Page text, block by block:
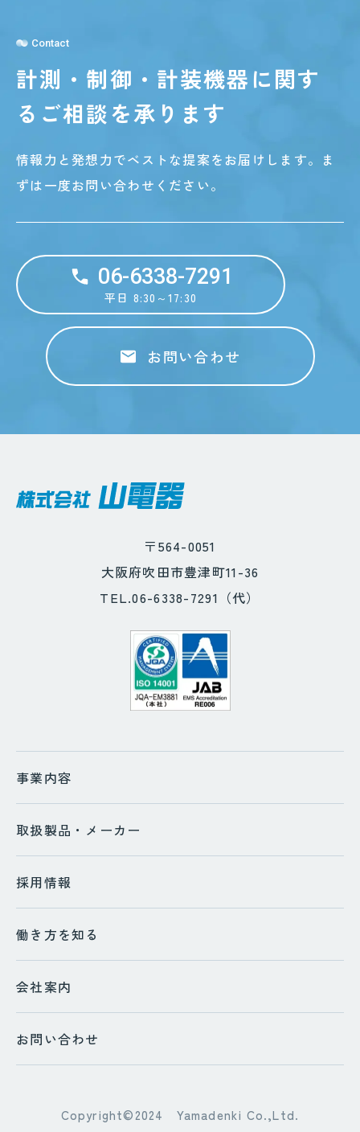
Contact
計測・制御・計装機器に関す
る ご相談を承ります
情報力と発想力でベストな提案をお届けします。 ま
ずは一度お問い合わせください。
06-6338-7291
平日 8:30～17:30
お問い合わせ
事業内容
取扱製品・メーカー
採用情報
働き方を知る
会社案内
お問い合わせ
〒564-0051
大阪府吹田市豊津町11-36
TEL.06-6338-7291（代）
Copyright©2024 Yamadenki Co.,Ltd.